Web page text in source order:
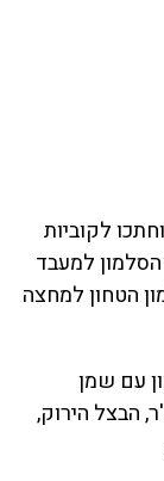
לקוביות
הסלמון למעבד
הטחון למחצה
עם שמן
הבצל הירוק,